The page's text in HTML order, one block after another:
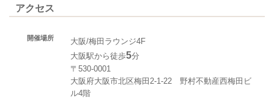
アクセス
開催場所
大阪/梅田ラウンジ4F
大阪駅から徒歩5分
〒530-0001
大阪府大阪市北区梅田2-1-22 野村不動産西梅田ビ
ル4階